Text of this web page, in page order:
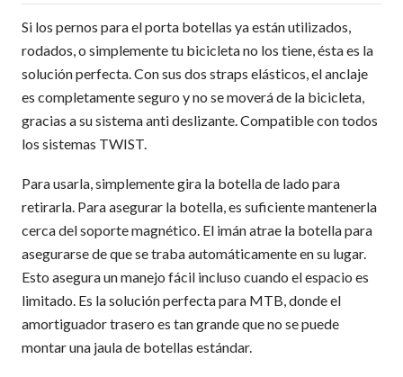
Si los pernos para el porta botellas ya están utilizados,
rodados, o simplemente tu bicicleta no los tiene, ésta es la
solución perfecta. Con sus dos straps elásticos, el anclaje
es completamente seguro y no se moverá de la bicicleta,
gracias a su sistema anti deslizante. Compatible con todos
los sistemas TWIST.
Para usarla, simplemente gira la botella de lado para
retirarla. Para asegurar la botella, es suficiente mantenerla
cerca del soporte magnético. El imán atrae la botella para
asegurarse de que se traba automáticamente en su lugar.
Esto asegura un manejo fácil incluso cuando el espacio es
limitado. Es la solución perfecta para MTB, donde el
amortiguador trasero es tan grande que no se puede
montar una jaula de botellas estándar.